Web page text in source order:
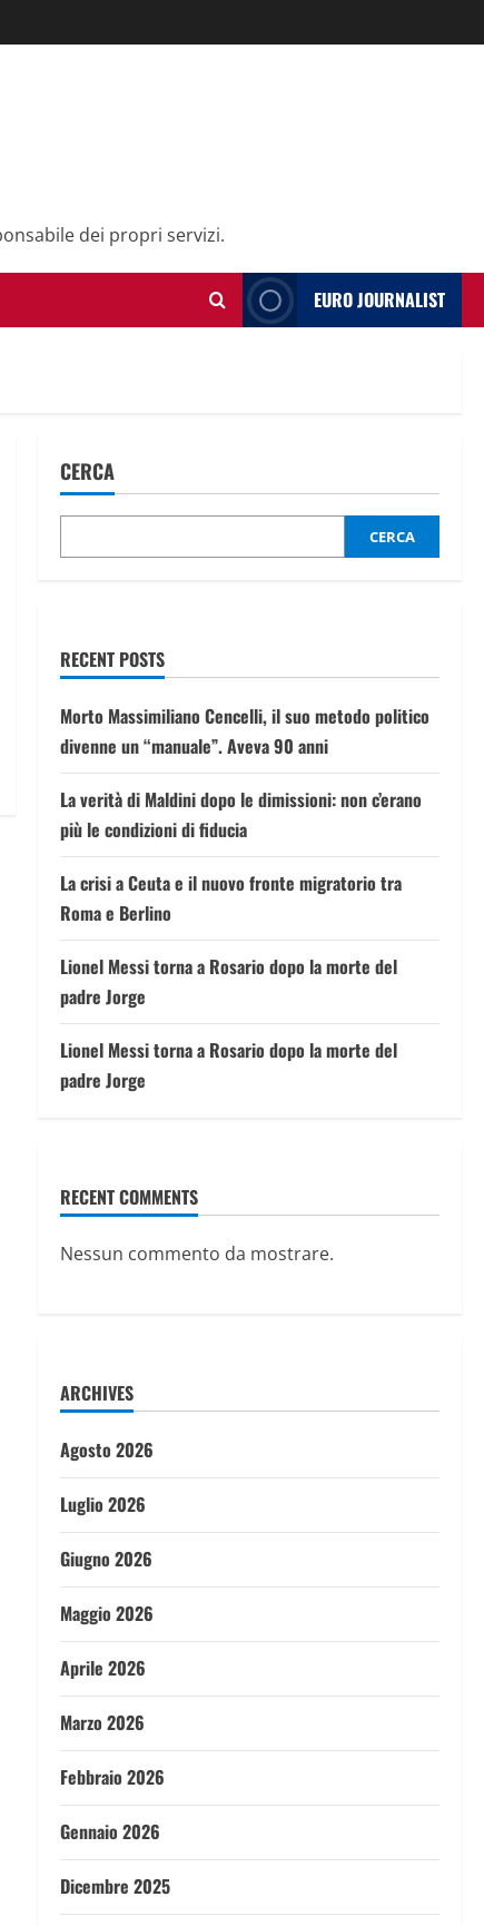
dei propri servizi.
EURO JOURNALIST
CERCA
CERCA
RECENT POSTS
Morto Massimiliano Cencelli, il suo metodo politico
divenne un “manuale”. Aveva 90 anni
La verità di Maldini dopo le dimissioni: non c’erano
più le condizioni di fiducia
La crisi a Ceuta e il nuovo fronte migratorio tra
Roma e Berlino
Lionel Messi torna a Rosario dopo la morte del
padre Jorge
Lionel Messi torna a Rosario dopo la morte del
padre Jorge
RECENT COMMENTS
Nessun commento da mostrare.
ARCHIVES
Agosto 2026
Luglio 2026
Giugno 2026
Maggio 2026
Aprile 2026
Marzo 2026
Febbraio 2026
Gennaio 2026
Dicembre 2025